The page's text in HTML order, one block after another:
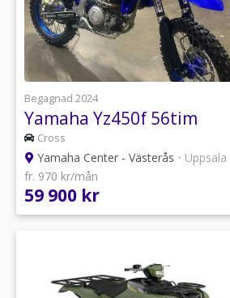
Begagnad 2024
Yamaha Yz450f 56tim
Cross
Yamaha Center - Västerås • Uppsala
fr. 970 kr/mån
59 900 kr